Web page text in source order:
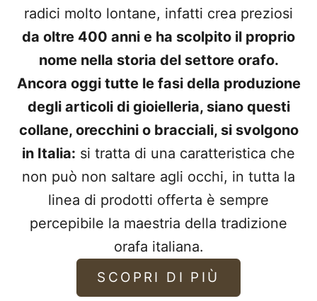
radici molto lontane, infatti crea preziosi
da oltre 400 anni e ha scolpito il proprio
nome nella storia del settore orafo.
Ancora oggi tutte le fasi della produzione
degli articoli di gioielleria, siano questi
collane, orecchini o bracciali, si svolgono
in Italia: si tratta di una caratteristica che
non può non saltare agli occhi, in tutta la
linea di prodotti offerta è sempre
percepibile la maestria della tradizione
orafa italiana.
SCOPRI DI PIÙ